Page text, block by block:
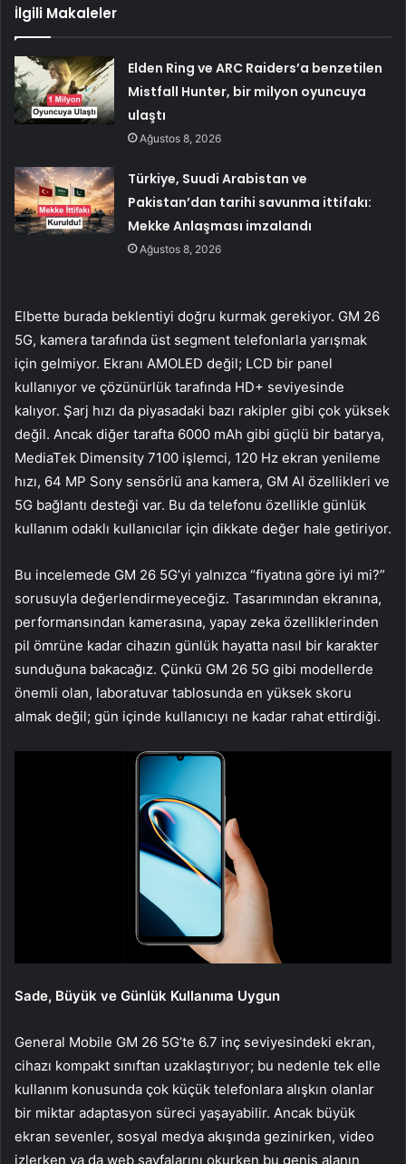
İlgili Makaleler
Elden Ring ve ARC Raiders’a benzetilen
Mistfall Hunter, bir milyon oyuncuya
ulaştı
Ağustos 8, 2026
Türkiye, Suudi Arabistan ve
Pakistan’dan tarihi savunma ittifakı:
Mekke Anlaşması imzalandı
Ağustos 8, 2026
Elbette burada beklentiyi doğru kurmak gerekiyor. GM 26
5G, kamera tarafında üst segment telefonlarla yarışmak
için gelmiyor. Ekranı AMOLED değil; LCD bir panel
kullanıyor ve çözünürlük tarafında HD+ seviyesinde
kalıyor. Şarj hızı da piyasadaki bazı rakipler gibi çok yüksek
değil. Ancak diğer tarafta 6000 mAh gibi güçlü bir batarya,
MediaTek Dimensity 7100 işlemci, 120 Hz ekran yenileme
hızı, 64 MP Sony sensörlü ana kamera, GM AI özellikleri ve
5G bağlantı desteği var. Bu da telefonu özellikle günlük
kullanım odaklı kullanıcılar için dikkate değer hale getiriyor.
Bu incelemede GM 26 5G’yi yalnızca “fiyatına göre iyi mi?”
sorusuyla değerlendirmeyeceğiz. Tasarımından ekranına,
performansından kamerasına, yapay zeka özelliklerinden
pil ömrüne kadar cihazın günlük hayatta nasıl bir karakter
sunduğuna bakacağız. Çünkü GM 26 5G gibi modellerde
önemli olan, laboratuvar tablosunda en yüksek skoru
almak değil; gün içinde kullanıcıyı ne kadar rahat ettirdiği.
Sade, Büyük ve Günlük Kullanıma Uygun
General Mobile GM 26 5G’te 6.7 inç seviyesindeki ekran,
cihazı kompakt sınıftan uzaklaştırıyor; bu nedenle tek elle
kullanım konusunda çok küçük telefonlara alışkın olanlar
bir miktar adaptasyon süreci yaşayabilir. Ancak büyük
ekran sevenler, sosyal medya akışında gezinirken, video
izlerken ya da web sayfalarını okurken bu geniş alanın